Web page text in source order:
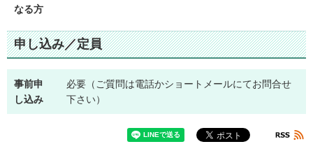
なる方
申し込み／定員
事前申
し込み
必要（ご質問は電話かショートメールにてお問合せ
下さい）